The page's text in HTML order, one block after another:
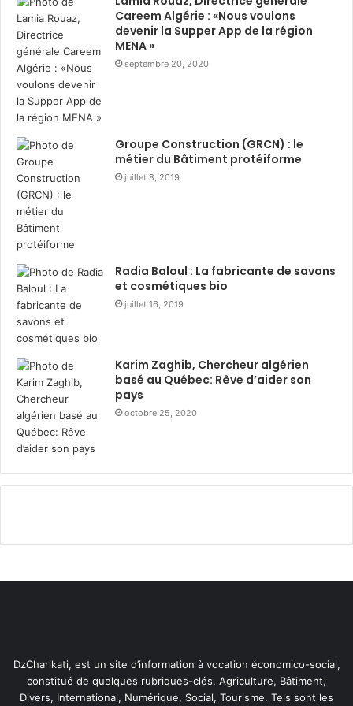
Philip Morris International :
engagé pour un avenir
sans fumée
Philip Morris International est un acteur international
majeur des biens de consommation, engagé dans la
construction d’un avenir sans fumée et dans
l’évolution durable de son portefeuille vers des
catégories de produits au‑delà du tabac et de la
nicotine. Le portefeuille actuel de l’entreprise se
sans fumée, incluant des :
dispositifs de tabac chauffé,
des sachets de nicotine,
des produits de vapotage.
Les produits sans fumée de PMI
dans plus de 100 marchés et, au 30 juin 2025,
l’entreprise estime qu’ils étaient utilisés par
monde, dont beaucoup ont quitté la cigarette ou ont
d’affaires net total de PMI sur les neuf premiers mois
Careem Algérie : «Nous voulons
devenir la Supper App de la région
MENA »
septembre 20, 2020
Groupe Construction (GRCN) : le
métier du Bâtiment protéiforme
juillet 8, 2019
Radia Baloul : La fabricante de savons
et cosmétiques bio
juillet 16, 2019
Karim Zaghib, Chercheur algérien
basé au Québec: Rêve d’aider son
pays
octobre 25, 2020
DzCharikati, est un site d’information à vocation économico-social,
constitué de quelques rubriques-clés. Agriculture, Bâtiment,
Divers, International, Numérique, Social, Tourisme. Tels sont les